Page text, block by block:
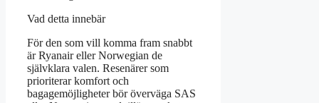
Vad detta innebär
För den som vill komma fram snabbt
är Ryanair eller Norwegian de
självklara valen. Resenärer som
prioriterar komfort och
bagagemöjligheter bör överväga SAS